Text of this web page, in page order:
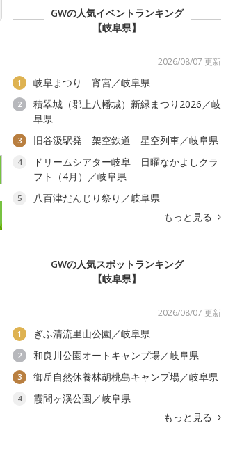
GWの人気イベントランキング
【岐阜県】
2026/08/07 更新
1 岐阜まつり 宵宮／岐阜県
2
積翠城（郡上八幡城）新緑まつり2026／岐
阜県
3 旧谷汲駅発 架空鉄道 星空列車／岐阜県
4
ドリームシアター岐阜 日曜なかよしクラ
フト（4月）／岐阜県
5
八百津だんじり祭り／岐阜県
もっと見る
GWの人気スポットランキング
【岐阜県】
2026/08/07 更新
1 ぎふ清流里山公園／岐阜県
2 和良川公園オートキャンプ場／岐阜県
3 御岳自然休養林胡桃島キャンプ場／岐阜県
4
霞間ヶ渓公園／岐阜県
もっと見る